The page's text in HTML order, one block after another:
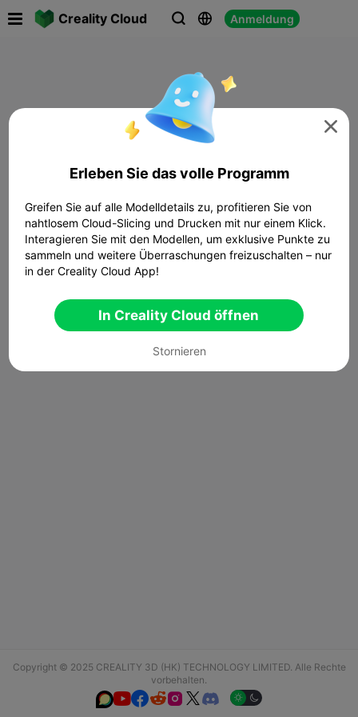
Creality Cloud   Anmeldung
Copyright © 2025 CREALITY 3D (HK) TECHNOLOGY LIMITED. Alle Rechte
vorbehalten.
  

Erleben Sie das volle Programm
Greifen Sie auf alle Modelldetails zu, profitieren Sie von
nahtlosem Cloud-Slicing und Drucken mit nur einem Klick.
Interagieren Sie mit den Modellen, um exklusive Punkte zu
sammeln und weitere Überraschungen freizuschalten – nur
in der Creality Cloud App!
In Creality Cloud öffnen
Stornieren